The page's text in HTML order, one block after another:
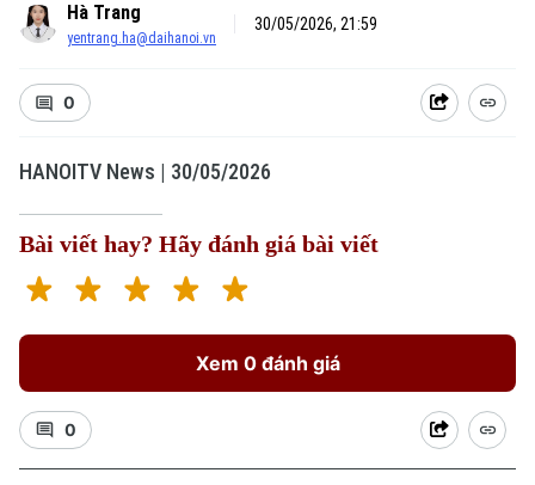
Hà Trang
yentrang.ha@daihanoi.vn
30/05/2026, 21:59
0
HANOITV News | 30/05/2026
Bài viết hay? Hãy đánh giá bài viết
Xem 0 đánh giá
0